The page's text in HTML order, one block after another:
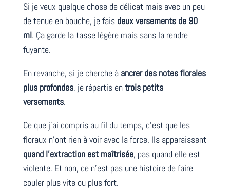
Si je veux quelque chose de délicat mais avec un peu
de tenue en bouche, je fais deux versements de 90
ml. Ça garde la tasse légère mais sans la rendre
fuyante.
En revanche, si je cherche à ancrer des notes florales
plus profondes, je répartis en trois petits
versements.
Ce que j’ai compris au fil du temps, c’est que les
floraux n’ont rien à voir avec la force. Ils apparaissent
quand l’extraction est maîtrisée, pas quand elle est
violente. Et non, ce n’est pas une histoire de faire
couler plus vite ou plus fort.